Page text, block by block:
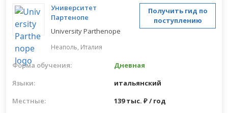
Университет
Партенопе
University Parthenope
Неаполь, Италия
Получить гид по
поступлению
Форма обучения:
Дневная
Языки:
итальянский
Местные:
139 тыс. ₽ / год